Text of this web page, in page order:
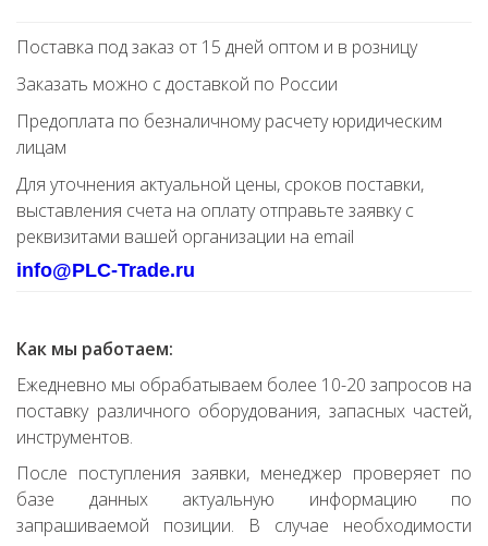
Поставка под заказ от 15 дней оптом и в розницу
Заказать можно с доставкой по России
Предоплата по безналичному расчету юридическим
лицам
Для уточнения актуальной цены, сроков поставки,
выставления счета на оплату отправьте заявку с
реквизитами вашей организации на email
info@PLC-Trade.ru
Как мы работаем:
Ежедневно мы обрабатываем более 10-20 запросов на
поставку различного оборудования, запасных частей,
инструментов.
После поступления заявки, менеджер проверяет по
базе данных актуальную информацию по
запрашиваемой позиции. В случае необходимости